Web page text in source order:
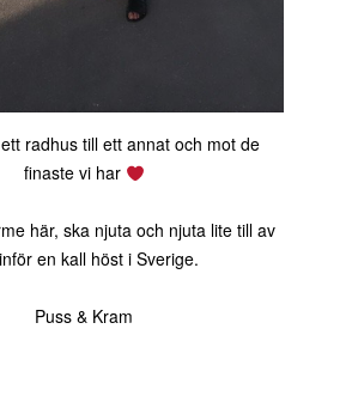
radhus till ett annat och mot de
finaste vi har
här, ska njuta och njuta lite till av
en kall höst i Sverige.
Puss & Kram